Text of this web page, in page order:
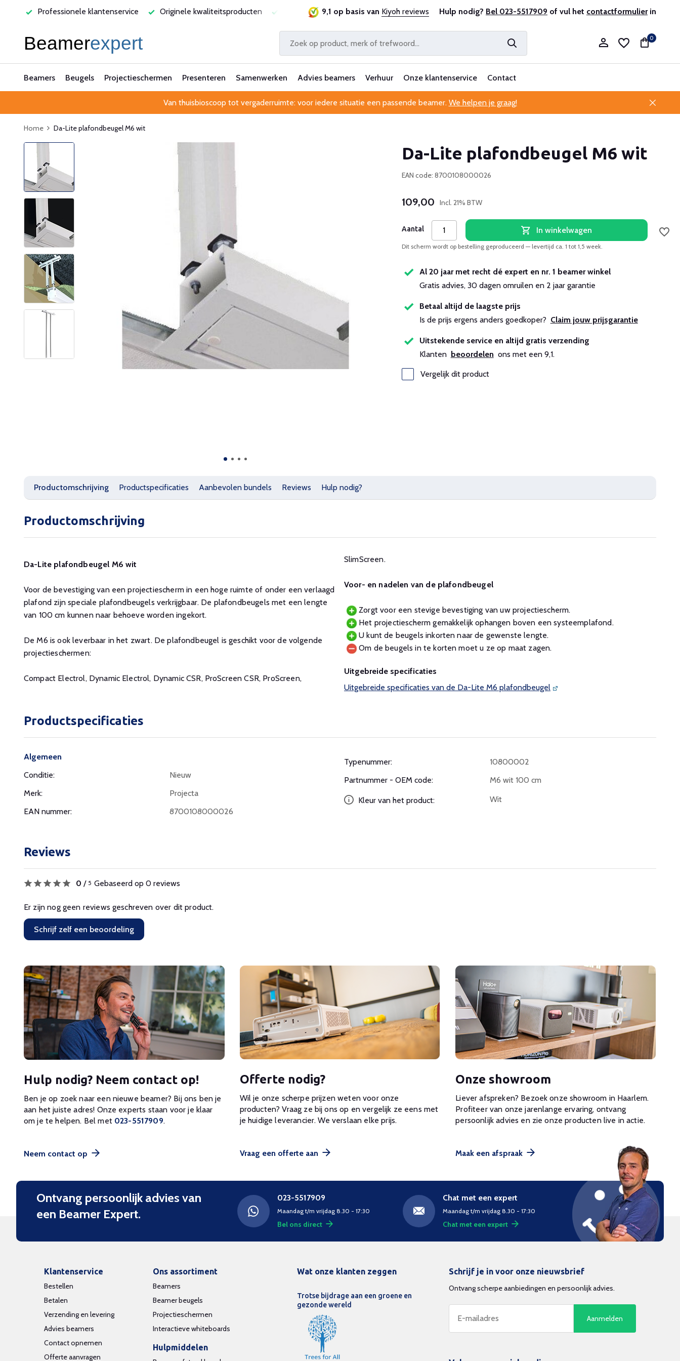
Professionele klantenservice Originele kwaliteitsproducten Laagste prijsgarantie Al 25 jaar betrouwbaar en ervaren Professionele klantenservice
9,1 op basis van Kiyoh reviews Hulp nodig? Bel 023-5517909 of vul het contactformulierin
Account aanmaken
0
Beamers Beugels Projectieschermen Presenteren Samenwerken Advies beamers Verhuur Onze klantenservice Contact
Van thuisbioscoop tot vergaderruimte: voor iedere situatie een passende beamer. We helpen je graag!
Home Da-Lite plafondbeugel M6 wit
Da-Lite plafondbeugel M6 wit
EAN code: 8700108000026
109,00 Incl. 21% BTW
Aantal In winkelwagen
Dit scherm wordt op bestelling geproduceerd — levertijd ca. 1 tot 1,5 week.
Al 20 jaar met recht dé expert en nr. 1 beamer winkel
Gratis advies, 30 dagen omruilen en 2 jaar garantie
Betaal altijd de laagste prijs
Is de prijs ergens anders goedkoper? Claim jouw prijsgarantie
Uitstekende service en altijd gratis verzending
Klanten beoordelen ons met een 9,1.
Vergelijk dit product
Productomschrijving Productspecificaties Aanbevolen bundels Reviews Hulp nodig?
Productomschrijving
Da-Lite plafondbeugel M6 wit
Voor de bevestiging van een projectiescherm in een hoge ruimte of onder een verlaagd
plafond zijn speciale plafondbeugels verkrijgbaar. De plafondbeugels met een lengte
van 100 cm kunnen naar behoeve worden ingekort.
De M6 is ook leverbaar in het zwart. De plafondbeugel is geschikt voor de volgende
projectieschermen:
Compact Electrol, Dynamic Electrol, Dynamic CSR, ProScreen CSR, ProScreen,
SlimScreen.
Voor- en nadelen van de plafondbeugel
Zorgt voor een stevige bevestiging van uw projectiescherm.
Het projectiescherm gemakkelijk ophangen boven een systeemplafond.
U kunt de beugels inkorten naar de gewenste lengte.
Om de beugels in te korten moet u ze op maat zagen.
Uitgebreide specificaties
Uitgebreide specificaties van de Da-Lite M6 plafondbeugel
Productspecificaties
Algemeen
Conditie:
Nieuw
Merk:
Projecta
EAN nummer:
8700108000026
Typenummer:
10800002
Partnummer - OEM code:
M6 wit 100 cm
Kleur van het product: Wit
Reviews
0 / 5 Gebaseerd op 0 reviews
Er zijn nog geen reviews geschreven over dit product.
Schrijf zelf een beoordeling
Hulp nodig? Neem contact op!
Ben je op zoek naar een nieuwe beamer? Bij ons ben je
aan het juiste adres! Onze experts staan voor je klaar
om je te helpen. Bel met 023-5517909.
Neem contact op
Offerte nodig?
Wil je onze scherpe prijzen weten voor onze
producten? Vraag ze bij ons op en vergelijk ze eens met
je huidige leverancier. We verslaan elke prijs.
Vraag een offerte aan
Onze showroom
Liever afspreken? Bezoek onze showroom in Haarlem.
Profiteer van onze jarenlange ervaring, ontvang
persoonlijk advies en zie onze producten live in actie.
Maak een afspraak
Ontvang persoonlijk advies van
een Beamer Expert.
023-5517909
Maandag t/m vrijdag 8.30 - 17:30
Bel ons direct
Chat met een expert
Maandag t/m vrijdag 8.30 - 17:30
Chat met een expert
Klantenservice
Bestellen
Betalen
Verzending en levering
Advies beamers
Contact opnemen
Offerte aanvragen
Ons assortiment
Beamers
Beamer beugels
Projectieschermen
Interactieve whiteboards
Hulpmiddelen
Wat onze klanten zeggen
Trotse bijdrage aan een groene en
gezonde wereld
Schrijf je in voor onze nieuwsbrief
Ontvang scherpe aanbiedingen en persoonlijk advies.
Aanmelden